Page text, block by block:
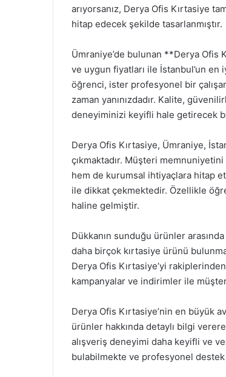
arıyorsanız, Derya Ofis Kırtasiye
hitap edecek şekilde tasarlanmıştır.
Ümraniye’de bulunan **Derya Ofis
ve uygun fiyatları ile İstanbul’un en
öğrenci, ister profesyonel bir
zaman yanınızdadır. Kalite,
deneyiminizi keyifli hale getirecek
Derya Ofis Kırtasiye, Ümraniye,
çıkmaktadır. Müşteri
hem de kurumsal ihtiyaçlara hitap
ile dikkat çekmektedir. Özellikle
haline gelmiştir.
Dükkanın sunduğu ürünler
daha birçok kırtasiye ürünü
Derya Ofis Kırtasiye’yi
kampanyalar ve indirimler ile
Derya Ofis Kırtasiye’nin en büyük
ürünler hakkında detaylı bilgi
alışveriş deneyimi daha keyifli ve
bulabilmekte ve profesyonel